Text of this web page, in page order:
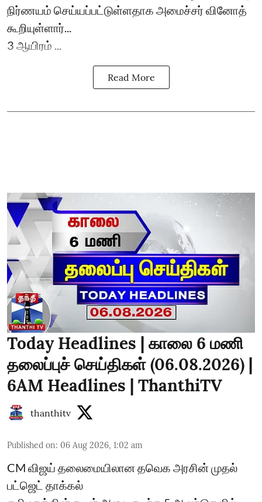
நிர்ணயம் செய்யப்பட்டுள்ளதாக அமைச்சர் வினோத்
கூறியுள்ளார்...
3 ஆயிரம் ...
Read More
Today Headlines | காலை 6 மணி
தலைப்புச் செய்திகள் (06.08.2026) |
6AM Headlines | ThanthiTV
thanthitv
Published on: 06 Aug 2026, 1:02 am
CM விஜய் தலைமையிலான தவெக அரசின் முதல்
பட்ஜெட் தாக்கல்